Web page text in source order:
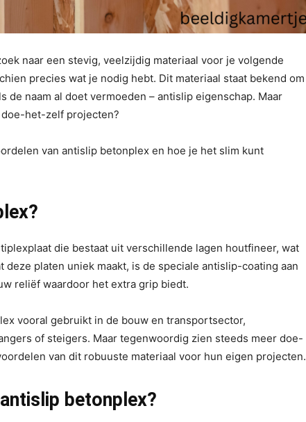
naar een stevig, veelzijdig materiaal voor je volgende
precies wat je nodig hebt. Dit materiaal staat bekend om
de naam al doet vermoeden – antislip eigenschap. Maar
het-zelf projecten?
van antislip betonplex en hoe je het slim kunt
die bestaat uit verschillende lagen houtfineer, wat
deze platen uniek maakt, is de speciale antislip-coating aan
reliëf waardoor het extra grip biedt.
vooral gebruikt in de bouw en transportsector,
of steigers. Maar tegenwoordig zien steeds meer doe-
van dit robuuste materiaal voor hun eigen projecten.
betonplex?